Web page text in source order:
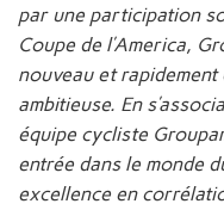
par une participation
Coupe de l’America,
nouveau et
ambitieuse. En
équipe cycliste
entrée dans le monde
excellence en